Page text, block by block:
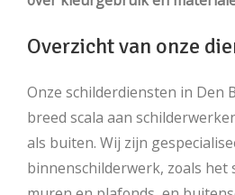
Overzicht van onze
Onze schilderdiensten in Den
breed scala aan
als buiten. Wij zijn
binnenschilderwerk, zoals het